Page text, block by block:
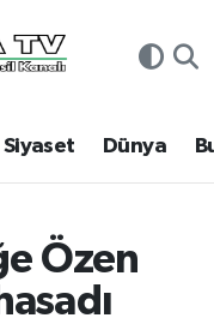
Siyaset Dünya
Özen